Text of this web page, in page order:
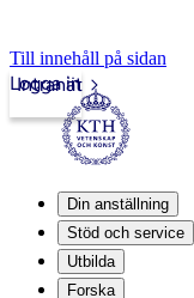
Till innehåll på sidan
Intranät
Logga in
Din anställning
Stöd och service
Utbilda
Forska